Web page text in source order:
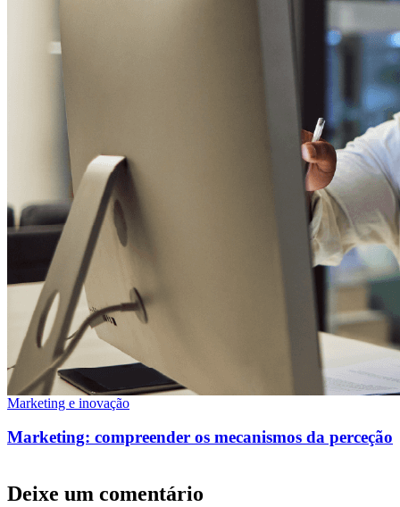
Marketing e inovação
Marketing: compreender os mecanismos da perceção
Deixe um comentário